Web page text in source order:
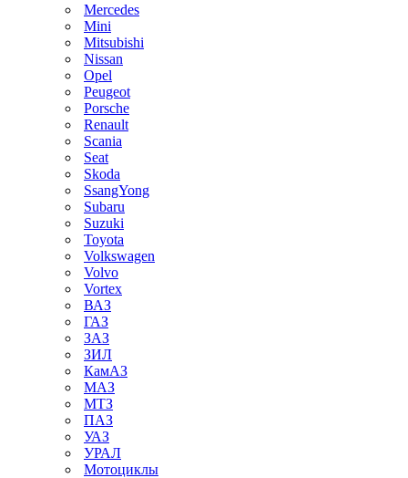
Mercedes
Mini
Mitsubishi
Nissan
Opel
Peugeot
Porsche
Renault
Scania
Seat
Skoda
SsangYong
Subaru
Suzuki
Toyota
Volkswagen
Volvo
Vortex
ВАЗ
ГАЗ
ЗАЗ
ЗИЛ
КамАЗ
МАЗ
МТЗ
ПАЗ
УАЗ
УРАЛ
Мотоциклы